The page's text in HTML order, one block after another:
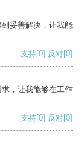
妥善解决，让我能
支持[0] 反对[0]
，让我能够在工作
支持[0] 反对[0]